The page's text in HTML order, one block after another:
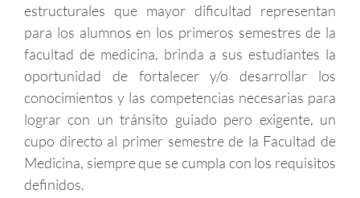
estructurales que mayor dificultad representan
para los alumnos en los primeros semestres de la
facultad de medicina, brinda a sus estudiantes la
oportunidad de fortalecer y/o desarrollar los
conocimientos y las competencias necesarias para
lograr con un tránsito guiado pero exigente, un
cupo directo al primer semestre de la Facultad de
Medicina, siempre que se cumpla con los requisitos
definidos.